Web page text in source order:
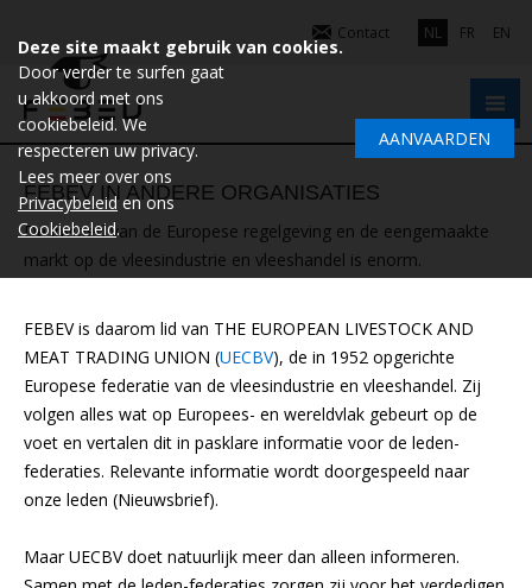
Contact NL FR EN
FEBEV IN ANDERE ORGANISATIES
De invloed van de Europese regelgeving en de eengemaakte
markt op de vleesindustrie en vleeshandel is enorm.
FEBEV is daarom lid van THE EUROPEAN LIVESTOCK AND
MEAT TRADING UNION (UECBV), de in 1952 opgerichte
Europese federatie van de vleesindustrie en vleeshandel. Zij
volgen alles wat op Europees- en wereldvlak gebeurt op de
voet en vertalen dit in pasklare informatie voor de leden-
federaties. Relevante informatie wordt doorgespeeld naar
onze leden (Nieuwsbrief).
Maar UECBV doet natuurlijk meer dan alleen informeren.
Deze site maakt gebruik van cookies.
Door verder te surfen gaat
u akkoord met ons
cookiebeleid. We
respecteren uw privacy.
Lees meer over ons
Privacybeleiden ons
Cookiebeleid.
AANVAARDEN